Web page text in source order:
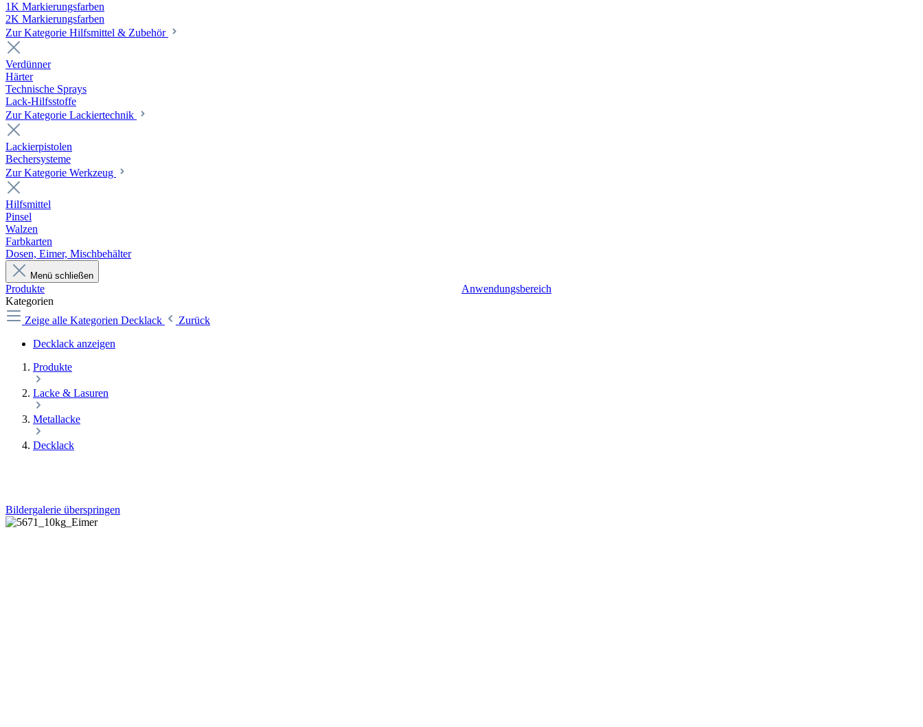
1K Markierungsfarben
2K Markierungsfarben
Zur Kategorie Hilfsmittel & Zubehör
Verdünner
Härter
Technische Sprays
Lack-Hilfsstoffe
Zur Kategorie Lackiertechnik
Lackierpistolen
Bechersysteme
Zur Kategorie Werkzeug
Hilfsmittel
Pinsel
Walzen
Farbkarten
Dosen, Eimer, Mischbehälter
Menü schließen
Produkte
Anwendungsbereich
Kategorien
Zeige alle Kategorien Decklack
Zurück
Decklack anzeigen
Produkte
Lacke & Lasuren
Metallacke
Decklack
Bildergalerie überspringen